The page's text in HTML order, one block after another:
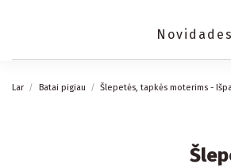
Novidades
Lar Batai pigiau Šlepetės, tapkės moterims -